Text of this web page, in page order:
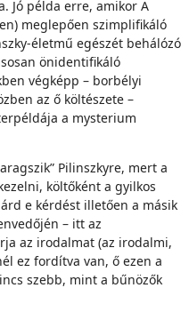
Jó példa erre, amikor A
meglepően szimplifikáló
életmű egészét behálózó
önidentifikáló
végképp – borbélyi
az ő költészete –
a mysterium
Pilinszkyre, mert a
költőként a gyilkos
e kérdést illetően a másik
– itt az
az irodalmat (az irodalmi,
ez fordítva van, ő ezen a
szebb, mint a bűnözők